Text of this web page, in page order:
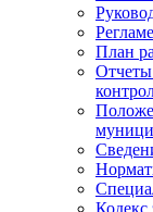
План
Кодекс